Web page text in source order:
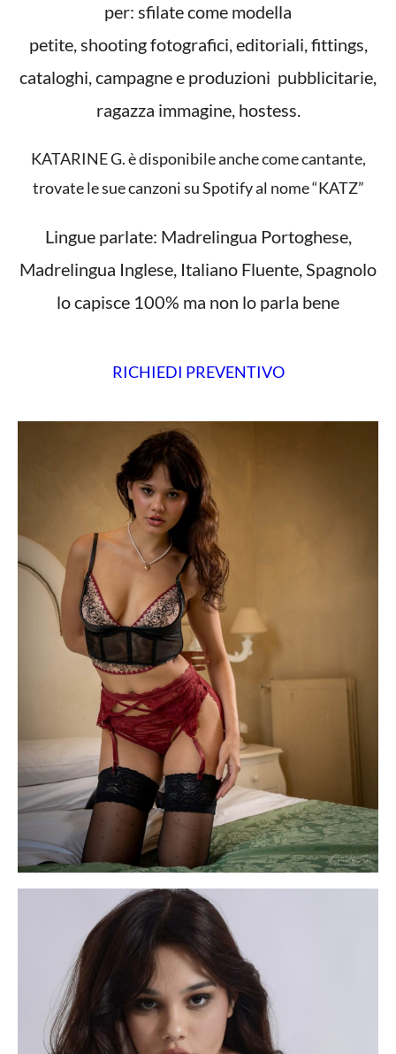
per: sfilate come modella
petite, shooting fotografici, editoriali, fittings,
cataloghi, campagne e produzioni pubblicitarie,
ragazza immagine, hostess.
KATARINE G. è disponibile anche come cantante,
trovate le sue canzoni su Spotify al nome “KATZ”
Lingue parlate: Madrelingua Portoghese,
Madrelingua Inglese, Italiano Fluente, Spagnolo
lo capisce 100% ma non lo parla bene
RICHIEDI PREVENTIVO